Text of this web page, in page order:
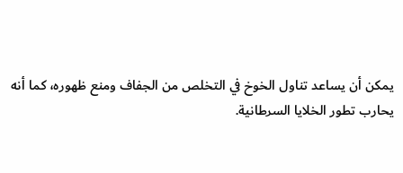
يمكن أن يساعد تناول الخوخ في التخلص من الجفاف ومنع ظهوره، كما أنه
يحارب تطور الخلايا السرطانية.